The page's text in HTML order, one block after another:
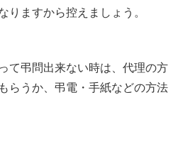
りますから控えましょう。
て弔問出来ない時は、代理の方
らうか、弔電・手紙などの方法